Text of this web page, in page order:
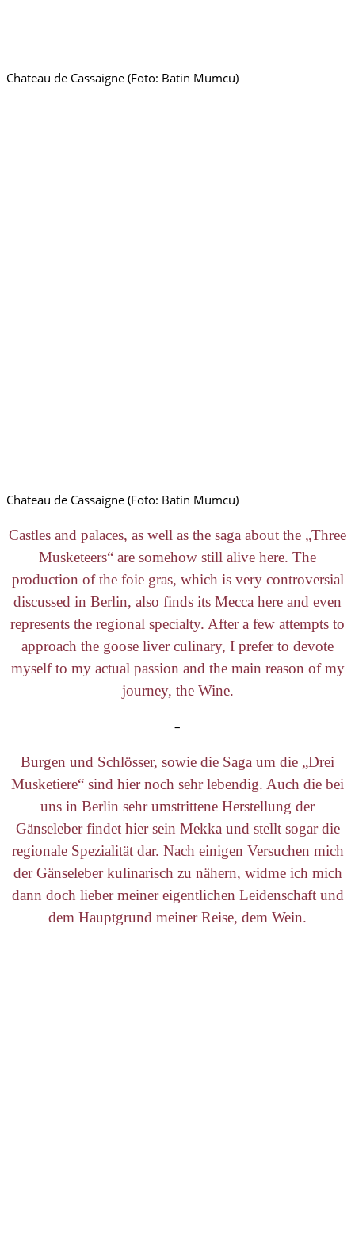
Chateau de Cassaigne (Foto: Batin Mumcu)
Chateau de Cassaigne (Foto: Batin Mumcu)
Castles and palaces, as well as the saga about the „Three
Musketeers“ are somehow still alive here. The
production of the foie gras, which is very controversial
discussed in Berlin, also finds its Mecca here and even
represents the regional specialty. After a few attempts to
approach the goose liver culinary, I prefer to devote
myself to my actual passion and the main reason of my
journey, the Wine.
–
Burgen und Schlösser, sowie die Saga um die „Drei
Musketiere“ sind hier noch sehr lebendig. Auch die bei
uns in Berlin sehr umstrittene Herstellung der
Gänseleber findet hier sein Mekka und stellt sogar die
regionale Spezialität dar. Nach einigen Versuchen mich
der Gänseleber kulinarisch zu nähern, widme ich mich
dann doch lieber meiner eigentlichen Leidenschaft und
dem Hauptgrund meiner Reise, dem Wein.